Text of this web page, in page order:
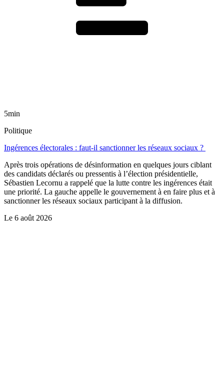
5min
Politique
Ingérences électorales : faut-il sanctionner les réseaux sociaux ?
Après trois opérations de désinformation en quelques jours ciblant
des candidats déclarés ou pressentis à l’élection présidentielle,
Sébastien Lecornu a rappelé que la lutte contre les ingérences était
une priorité. La gauche appelle le gouvernement à en faire plus et à
sanctionner les réseaux sociaux participant à la diffusion.
Le 6 août 2026